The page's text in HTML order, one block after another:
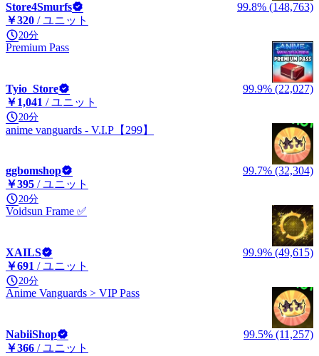
Store4Smurfs
99.8% (148,763)
￥320 / ユニット
20分
Premium Pass
Tyio_Store
99.9% (22,027)
￥1,041 / ユニット
20分
anime vanguards - V.I.P【299】
ggbomshop
99.7% (32,304)
￥395 / ユニット
20分
Voidsun Frame ✅
XAILS
99.9% (49,615)
￥691 / ユニット
20分
Anime Vanguards > VIP Pass
NabiiShop
99.5% (11,257)
￥366 / ユニット